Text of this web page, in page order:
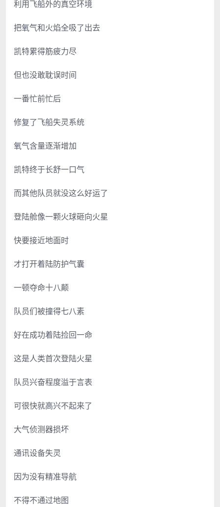
利用飞船外的真空环境
把氧气和火焰全吸了出去
凯特累得筋疲力尽
但也没敢耽误时间
一番忙前忙后
修复了飞船失灵系统
氧气含量逐渐增加
凯特终于长舒一口气
而其他队员就没这么好运了
登陆舱像一颗火球砸向火星
快要接近地面时
才打开着陆防护气囊
一顿夺命十八颠
队员们被撞得七八素
好在成功着陆捡回一命
这是人类首次登陆火星
队员兴奋程度溢于言表
可很快就高兴不起来了
大气侦测器损坏
通讯设备失灵
因为没有精准导航
不得不通过地图